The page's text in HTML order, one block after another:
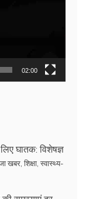
02:00
घातक: विशेषज्ञ
खबर शिक्षा स्वास्थ्य-